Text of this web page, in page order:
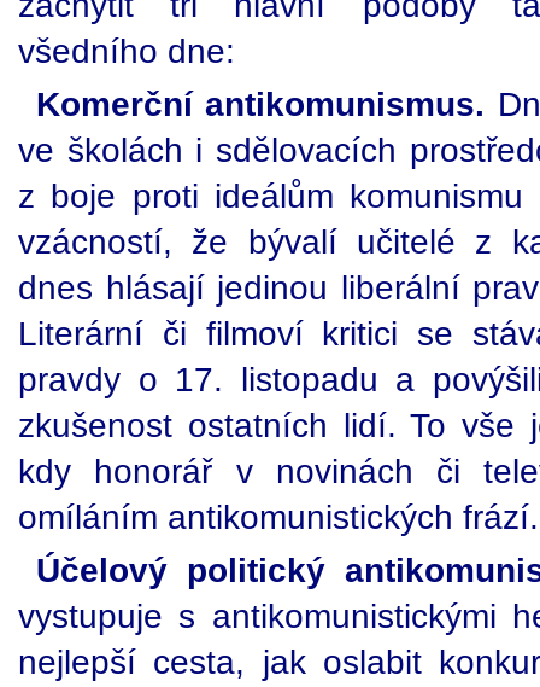
všedního dne:
Komerční antikomunismus.
ve školách i sdělovacích
z boje proti ideálům
vzácností, že bývalí učitelé z
dnes hlásají jedinou liberální
Literární či filmoví kritici se
pravdy o 17. listopadu a
zkušenost ostatních lidí. To vše
kdy honorář v novinách či
omíláním antikomunistických frází.
Účelový politický
vystupuje s antikomunistickými
nejlepší cesta, jak oslabit